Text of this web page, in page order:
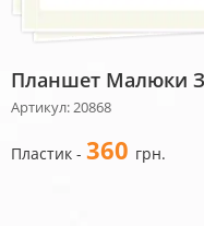
Планшет Малюки
Артикул: 20868
Пластик - 360 грн.